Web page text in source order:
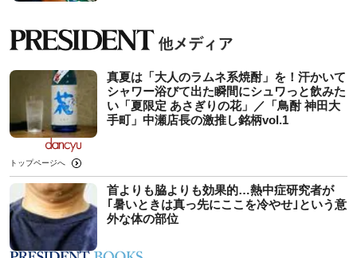
真夏は「大人のラムネ系焼酎」を！汗かいて
シャワー浴びて出た瞬間にシュワっと飲みた
い「夏限定 あさぎりの花」／「鳥酎 神田大
手町」中瀬店長の激推し銘柄vol.1
トップページへ
首よりも脇よりも効果的…熱中症研究者が
｢暑いときは真っ先にここを冷やせ｣という意
外な体の部位